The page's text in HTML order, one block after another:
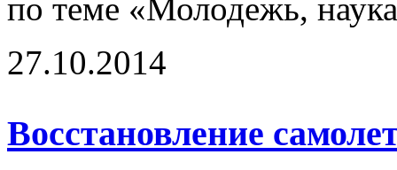
по теме «Молодежь,
27.10.2014
Восстановление